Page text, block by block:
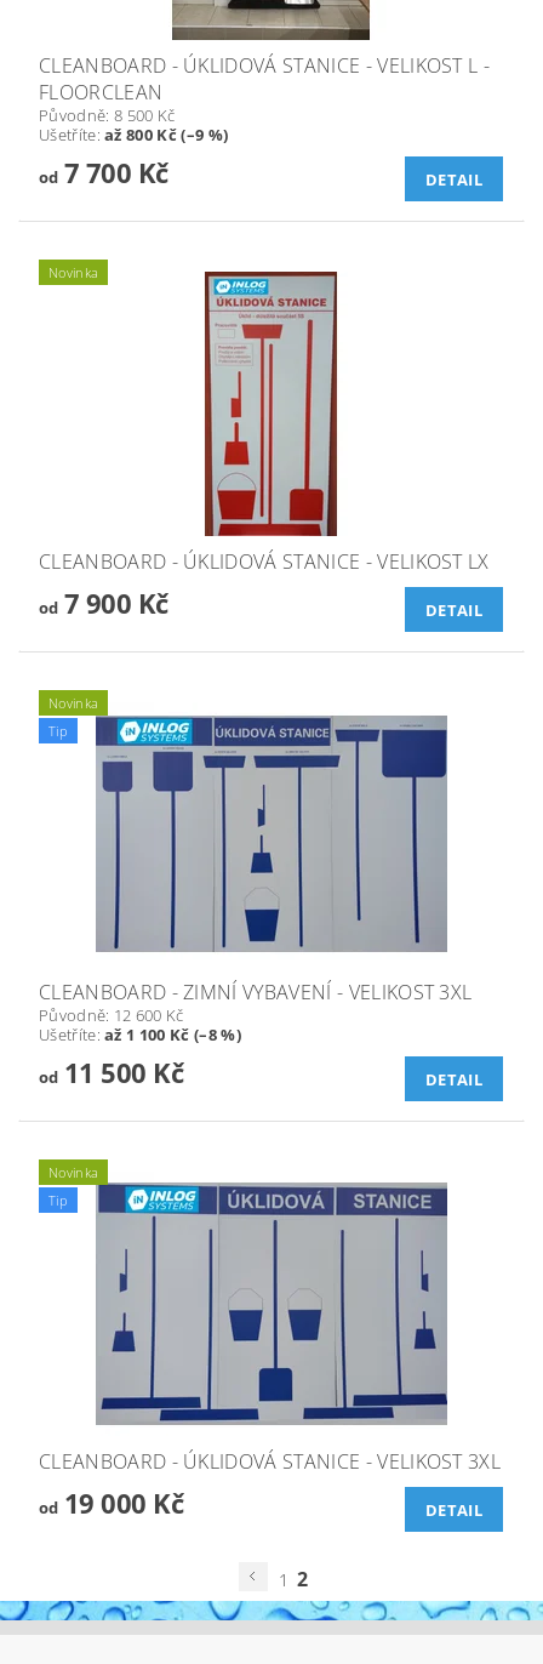
CLEANBOARD - ÚKLIDOVÁ STANICE - VELIKOST L -
FLOORCLEAN
Původně: 8 500 Kč
Ušetříte:až 800 Kč (–9 %)
od7 700 Kč DETAIL
Novinka
CLEANBOARD - ÚKLIDOVÁ STANICE - VELIKOST LX
od7 900 Kč DETAIL
Novinka
Tip
CLEANBOARD - ZIMNÍ VYBAVENÍ - VELIKOST 3XL
Původně: 12 600 Kč
Ušetříte:až 1 100 Kč (–8 %)
od11 500 Kč DETAIL
Novinka
Tip
CLEANBOARD - ÚKLIDOVÁ STANICE - VELIKOST 3XL
od19 000 Kč DETAIL
1 2